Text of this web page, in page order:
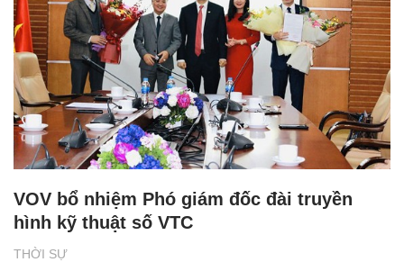
THỜI SỰ
VOV bổ nhiệm Phó giám đốc đài truyền
hình kỹ thuật số VTC